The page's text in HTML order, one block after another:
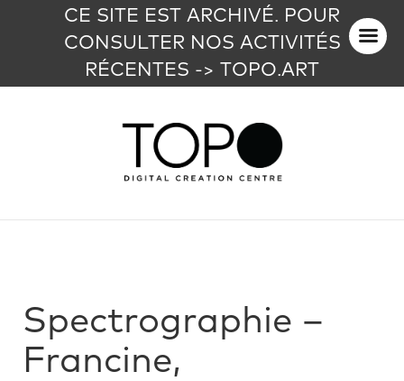
CE SITE EST ARCHIVÉ. POUR
CONSULTER NOS ACTIVITÉS
RÉCENTES -> TOPO.ART
Spectrographie –
Francine,